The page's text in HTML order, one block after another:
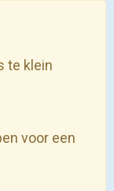
te klein
voor een